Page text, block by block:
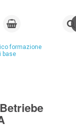
formazione
base